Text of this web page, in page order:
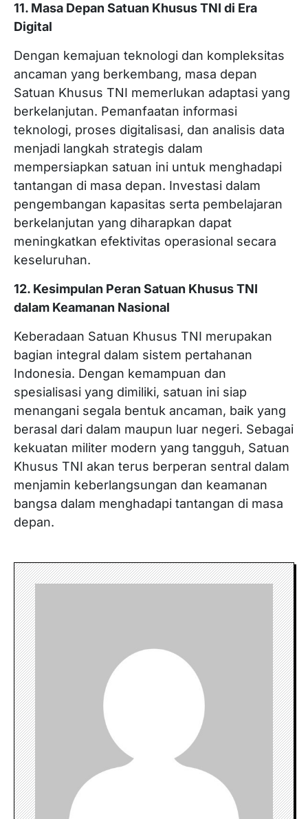
11. Masa Depan Satuan Khusus TNI di Era
Digital
Dengan kemajuan teknologi dan kompleksitas
ancaman yang berkembang, masa depan
Satuan Khusus TNI memerlukan adaptasi yang
berkelanjutan. Pemanfaatan informasi
teknologi, proses digitalisasi, dan analisis data
menjadi langkah strategis dalam
mempersiapkan satuan ini untuk menghadapi
tantangan di masa depan. Investasi dalam
pengembangan kapasitas serta pembelajaran
berkelanjutan yang diharapkan dapat
meningkatkan efektivitas operasional secara
keseluruhan.
12. Kesimpulan Peran Satuan Khusus TNI
dalam Keamanan Nasional
Keberadaan Satuan Khusus TNI merupakan
bagian integral dalam sistem pertahanan
Indonesia. Dengan kemampuan dan
spesialisasi yang dimiliki, satuan ini siap
menangani segala bentuk ancaman, baik yang
berasal dari dalam maupun luar negeri. Sebagai
kekuatan militer modern yang tangguh, Satuan
Khusus TNI akan terus berperan sentral dalam
menjamin keberlangsungan dan keamanan
bangsa dalam menghadapi tantangan di masa
depan.